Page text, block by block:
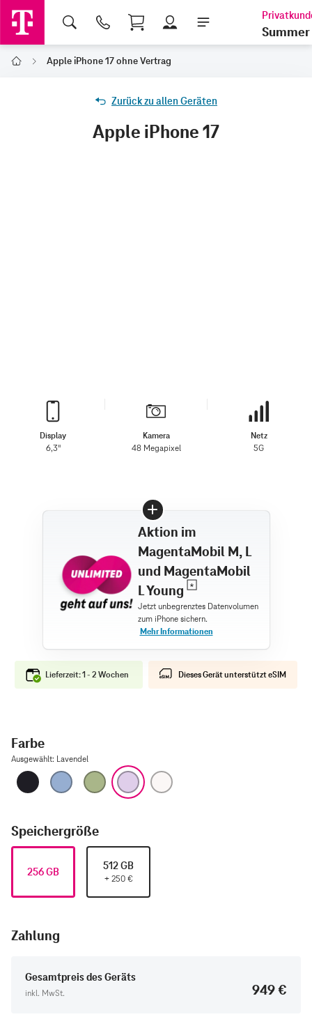
Shopping Cart
Summer
Home Apple iPhone 17 ohne Vertrag
Zurück zu allen Geräten
Apple iPhone 17
Display
6,3"
Kamera
48 Megapixel
Netz
5G
Aktion im
MagentaMobil M, L
und MagentaMobil
L Young
Lieferzeit: 1 - 2 Wochen Dieses Gerät unterstützt eSIM
Farbe
Ausgewählt: Lavendel
Schwarz NebelblauSalbei Lavendel
Speichergröße
256 GB 512 GB
+ 250 €
Zahlung
Gesamtpreis des Geräts
inkl. MwSt. 949 €